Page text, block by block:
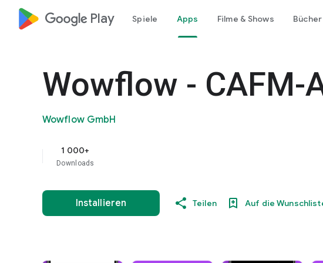
google_logo Play Spiele Apps Filme & Shows Bücher
Wowflow - CAFM-
Wowflow GmbH
1 000+
Downloads
Installieren Teilen Auf die